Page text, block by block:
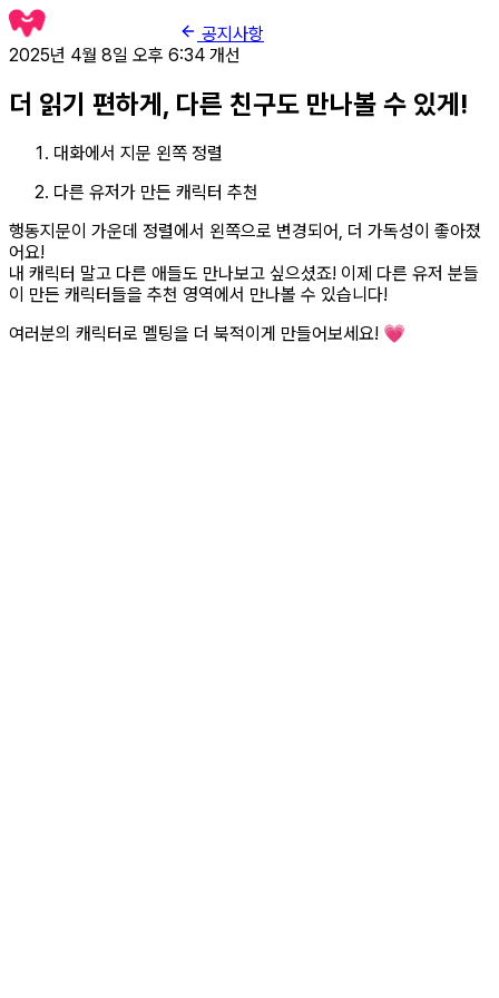
공지사항
2025년 4월 8일 오후 6:34 개선
더 읽기 편하게, 다른 친구도 만나볼 수 있게!
대화에서 지문 왼쪽 정렬
다른 유저가 만든 캐릭터 추천
행동지문이 가운데 정렬에서 왼쪽으로 변경되어, 더 가독성이 좋아졌
어요!
내 캐릭터 말고 다른 애들도 만나보고 싶으셨죠! 이제 다른 유저 분들
이 만든 캐릭터들을 추천 영역에서 만나볼 수 있습니다!
여러분의 캐릭터로 멜팅을 더 북적이게 만들어보세요! 💗